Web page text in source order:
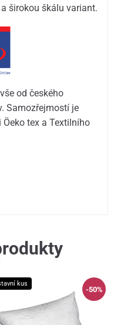
širokou škálu variant.
od českého
Samozřejmostí je
tex a Textilního
kus
-50%